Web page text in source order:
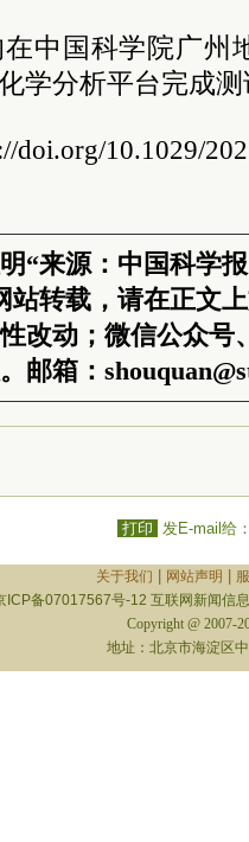
中国科学院广州
学分析平台完成
doi.org/10.1029/
“来源：中国科学
站转载，请在正文
改动；微信公众号
邮箱：
打印 发E-mail给
关于我们 网站声明
ICP备07017567号-12 互联网新闻信
Copyright @ 2007-
地址：北京市海淀区